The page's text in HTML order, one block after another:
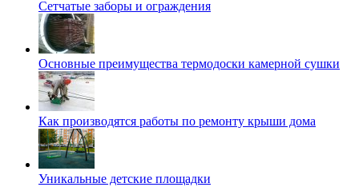
Сетчатые заборы и ограждения
Основные преимущества термодоски камерной сушки
Как производятся работы по ремонту крыши дома
Уникальные детские площадки